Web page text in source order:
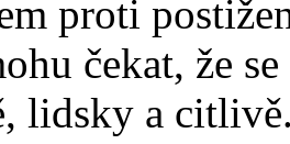
proti
čekat, že
lidsky a